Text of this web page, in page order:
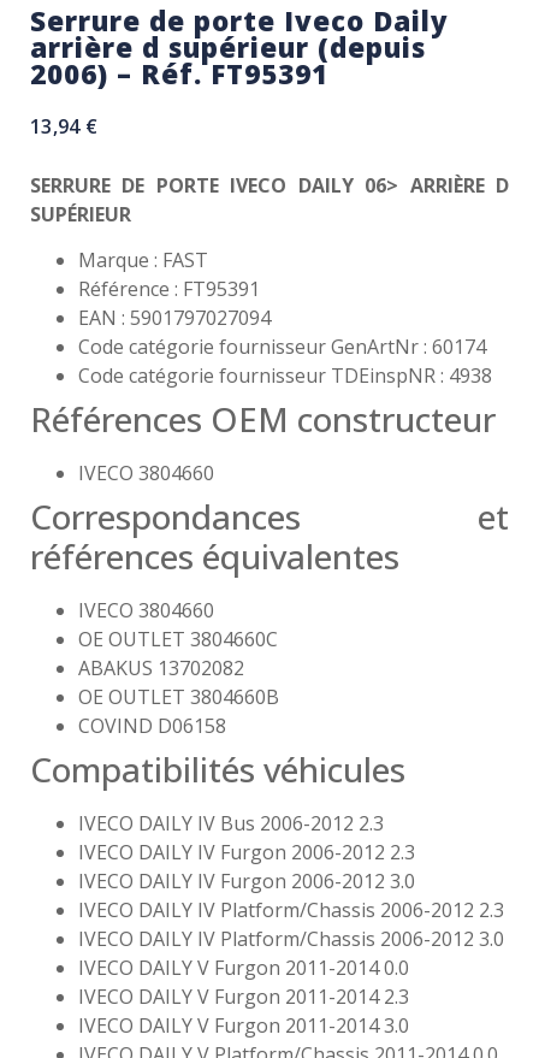
Serrure de porte Iveco Daily
arrière d supérieur (depuis
2006) – Réf. FT95391
13,94 €
SERRURE DE PORTE IVECO DAILY 06> ARRIÈRE D
SUPÉRIEUR
Marque : FAST
Référence : FT95391
EAN : 5901797027094
Code catégorie fournisseur GenArtNr : 60174
Code catégorie fournisseur TDEinspNR : 4938
Références OEM constructeur
IVECO 3804660
Correspondances et
références équivalentes
IVECO 3804660
OE OUTLET 3804660C
ABAKUS 13702082
OE OUTLET 3804660B
COVIND D06158
Compatibilités véhicules
IVECO DAILY IV Bus 2006-2012 2.3
IVECO DAILY IV Furgon 2006-2012 2.3
IVECO DAILY IV Furgon 2006-2012 3.0
IVECO DAILY IV Platform/Chassis 2006-2012 2.3
IVECO DAILY IV Platform/Chassis 2006-2012 3.0
IVECO DAILY V Furgon 2011-2014 0.0
IVECO DAILY V Furgon 2011-2014 2.3
IVECO DAILY V Furgon 2011-2014 3.0